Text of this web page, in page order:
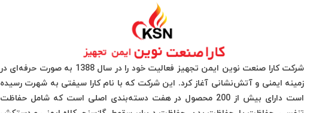
شرکت کارا صنعت نوین ایمن تجهیز فعالیت خود را در سال 1388 به صورت حرفه‌ای در
زمینه ایمنی و آتش‌نشانی آغاز کرد. این شرکت که با نام کارا سیفتی به شهرت رسیده
است دارای بیش از 200 محصول در هفت دسته‌بندی اصلی است که شامل حفاظت